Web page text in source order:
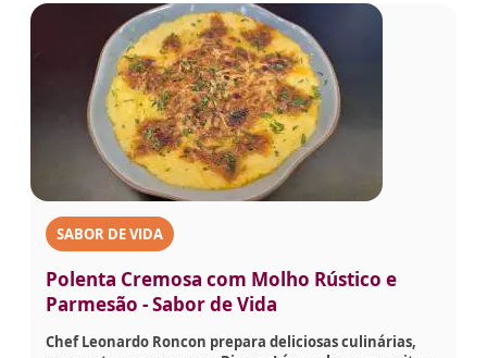
SABOR DE VIDA
Polenta Cremosa com Molho Rústico e
Parmesão - Sabor de Vida
Chef Leonardo Roncon prepara deliciosas culinárias,